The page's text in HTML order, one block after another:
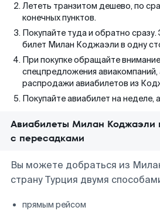
Лететь транзитом дешево, по
конечных пунктов.
Покупайте туда и обратно
билет Милан Коджаэли в одну
При покупке обращайте
спецпредложения авиакомпаний,
распродажи авиабилетов из
Покупайте авиабилет на неделе,
Авиабилеты Милан Коджаэли
с пересадками
Вы можете добраться из
страну Турция двумя
прямым рейсом